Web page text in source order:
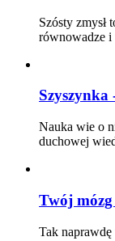
Szósty zmysł
równowadze i
Szyszynka
Nauka wie o
duchowej
Twój
Tak